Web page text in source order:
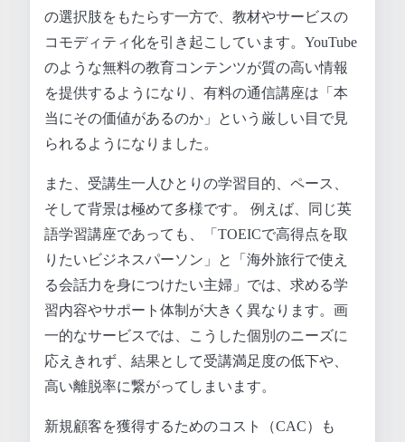
の選択肢をもたらす一方で、教材やサービスの
コモディティ化を引き起こしています。YouTube
のような無料の教育コンテンツが質の高い情報
を提供するようになり、有料の通信講座は「本
当にその価値があるのか」という厳しい目で見
られるようになりました。
また、受講生一人ひとりの学習目的、ペース、
そして背景は極めて多様です。 例えば、同じ英
語学習講座であっても、「TOEICで高得点を取
りたいビジネスパーソン」と「海外旅行で使え
る会話力を身につけたい主婦」では、求める学
習内容やサポート体制が大きく異なります。画
一的なサービスでは、こうした個別のニーズに
応えきれず、結果として受講満足度の低下や、
高い離脱率に繋がってしまいます。
新規顧客を獲得するためのコスト（CAC）も